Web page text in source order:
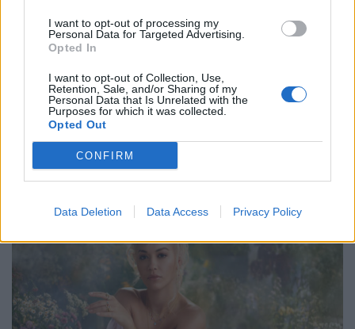
I want to opt-out of processing my
Personal Data for Targeted Advertising.
Opted In
I want to opt-out of Collection, Use,
Retention, Sale, and/or Sharing of my
Personal Data that Is Unrelated with the
Purposes for which it was collected.
Opted Out
CONFIRM
Data Deletion Data Access Privacy Policy
Style Insider: Elite Model Look
PEOPLE